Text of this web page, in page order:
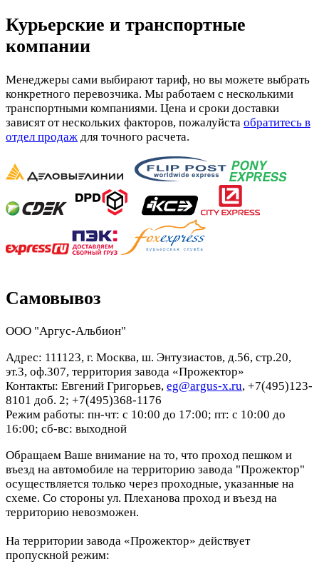
Курьерские и транспортные
компании
Менеджеры сами выбирают тариф, но вы можете выбрать
конкретного перевозчика. Мы работаем с несколькими
транспортными компаниями. Цена и сроки доставки
зависят от нескольких факторов, пожалуйста обратитесь в
отдел продаж для точного расчета.
Самовывоз
ООО "Аргус-Альбион"
Адрес: 111123, г. Москва, ш. Энтузиастов, д.56, стр.20,
эт.3, оф.307, территория завода «Прожектор»
Контакты: Евгений Григорьев, eg@argus-x.ru, +7(495)123-
8101 доб. 2; +7(495)368-1176
Режим работы: пн-чт: с 10:00 до 17:00; пт: с 10:00 до
16:00; сб-вс: выходной
Обращаем Ваше внимание на то, что проход пешком и
въезд на автомобиле на территорию завода "Прожектор"
осуществляется только через проходные, указанные на
схеме. Со стороны ул. Плеханова проход и въезд на
территорию невозможен.
На территории завода «Прожектор» действует
пропускной режим: